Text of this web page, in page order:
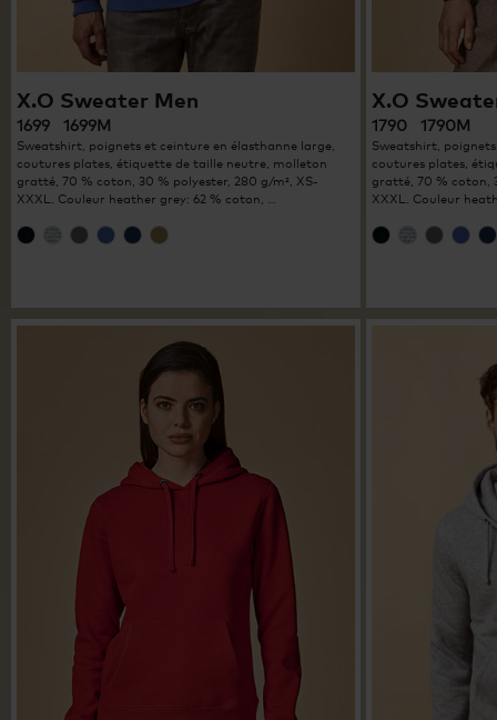
X.O Sweater Men
1699 1699M
Sweatshirt, poignets et ceinture en élasthanne large,
coutures plates, étiquette de taille neutre, molleton
gratté, 70 % coton, 30 % polyester, 280 g/m², XS-
XXXL. Couleur heather grey: 62 % coton, …
X.O
1790 1790M
Sweatshirt,
coutures plates,
gratté, 70 % coton,
XXXL. Couleur